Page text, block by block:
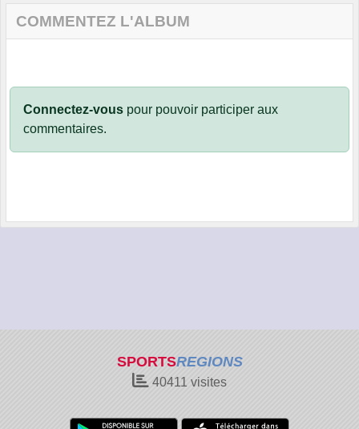
COMMENTEZ L'ALBUM
Connectez-vous pour pouvoir participer aux
commentaires.
SPORTSREGIONS
40411 visites